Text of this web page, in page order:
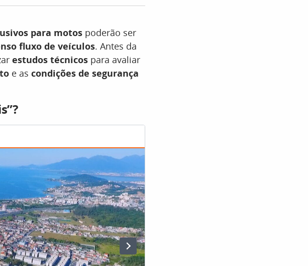
para motos poderão ser
fluxo de veículos. Antes da
estudos técnicos para avaliar
e as condições de segurança